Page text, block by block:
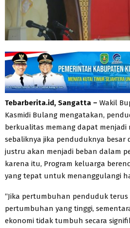
Tebarberita.id, Sangatta – Wakil
Kasmidi Bulang mengatakan,
berkualitas memang dapat
sebaliknya jika penduduknya besar
justru akan menjadi beban dalam
karena itu, Program keluarga
yang tepat untuk menanggulangi
“Jika pertumbuhan penduduk
pertumbuhan yang tinggi,
ekonomi tidak tumbuh secara